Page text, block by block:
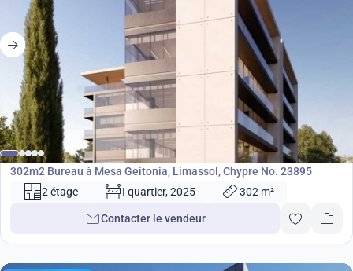
€2 027 000
Bureau
302m2 Bureau à Mesa Geitonia, Limassol, Chypre No. 23895
2 étage
I quartier, 2025 302 m²
Contacter le vendeur